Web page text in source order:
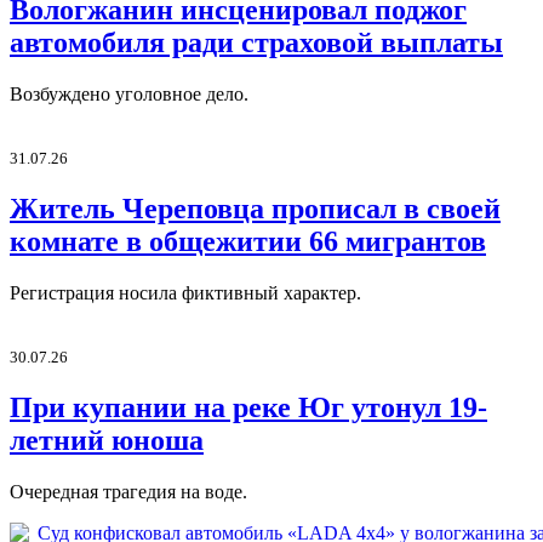
Вологжанин инсценировал поджог
автомобиля ради страховой выплаты
Возбуждено уголовное дело.
31.07.26
Житель Череповца прописал в своей
комнате в общежитии 66 мигрантов
Регистрация носила фиктивный характер.
30.07.26
При купании на реке Юг утонул 19-
летний юноша
Очередная трагедия на воде.